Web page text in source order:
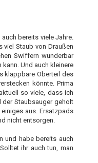
bereits viele Jahre.
viel Staub von Draußen
Swiffern wunderbar
Und auch kleinere
klappbare Oberteil des
könnte. Prima
so viele, dass ich
der Staubsauger geholt
aus. Ersatzpads
nicht entsorgen.
und habe bereits auch
ihr auch tun, man